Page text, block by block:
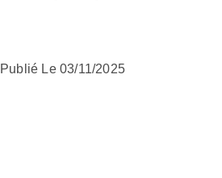
Publié Le 03/11/2025